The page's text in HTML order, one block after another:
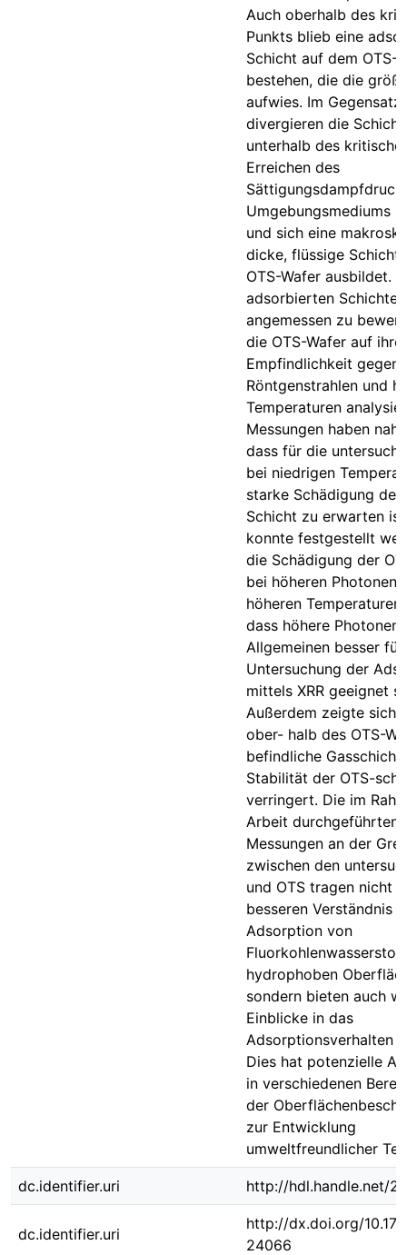
Auch oberhalb des
Punkts blieb eine
Schicht auf dem OTS-
bestehen, die die
aufwies. Im Gegensatz
divergieren die
unterhalb des
Erreichen des
Umgebungsmediums
und sich eine
dicke, flüssige Schicht
OTS-Wafer ausbildet.
adsorbierten Schichten
angemessen zu
die OTS-Wafer auf ihre
Empfindlichkeit
Röntgenstrahlen und
Temperaturen
Messungen haben
dass für die
bei niedrigen
starke Schädigung der
Schicht zu erwarten
konnte festgestellt
die Schädigung der
bei höheren
höheren
dass höhere
Allgemeinen besser
Untersuchung der
mittels XRR geeignet
Außerdem zeigte sich,
ober- halb des OTS-
befindliche Gasschicht
Stabilität der OTS-
verringert. Die im
Arbeit durchgeführten
Messungen an der
zwischen den
und OTS tragen nicht
besseren Verständnis
Adsorption von
hydrophoben
sondern bieten auch
Einblicke in das
Adsorptionsverhalten
Dies hat potenzielle
in verschiedenen
der
zur Entwicklung
umweltfreundlicher
dc.identifier.uri http://hdl.handle.net/
dc.identifier.uri
http://dx.doi.org/
24066